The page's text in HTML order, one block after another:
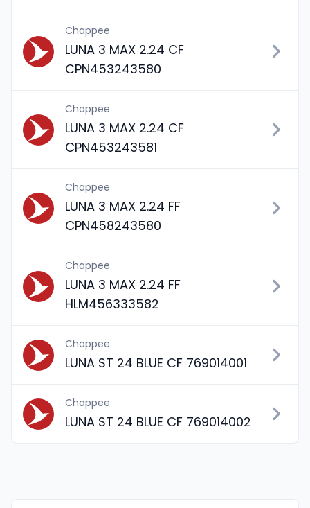
Chappee
LUNA 3 MAX 2.24 CF
CPN453243580
Chappee
LUNA 3 MAX 2.24 CF
CPN453243581
Chappee
LUNA 3 MAX 2.24 FF
CPN458243580
Chappee
LUNA 3 MAX 2.24 FF
HLM456333582
Chappee
LUNA ST 24 BLUE CF 769014001
Chappee
LUNA ST 24 BLUE CF 769014002